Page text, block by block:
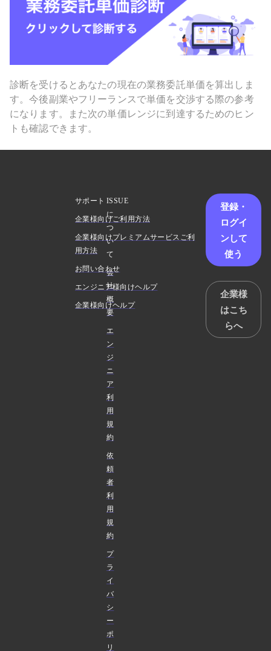
診断を受けるとあなたの現在の業務委託単価を算出しま
す。今後副業やフリーランスで単価を交渉する際の参考
になります。また次の単価レンジに到達するためのヒン
トも確認できます。
ISSUE
に
つ
い
て
会
社
概
要
エ
ン
ジ
ニ
ア
利
用
規
約
依
頼
者
利
用
規
約
プ
ラ
イ
バ
シ
ー
ポ
リ
サポート
企業様向けご利用方法
企業様向けプレミアムサービスご利
用方法
お問い合わせ
エンジニア様向けヘルプ
企業様向けヘルプ
登録・
ログイ
ンして
使う
企業様
はこち
らへ